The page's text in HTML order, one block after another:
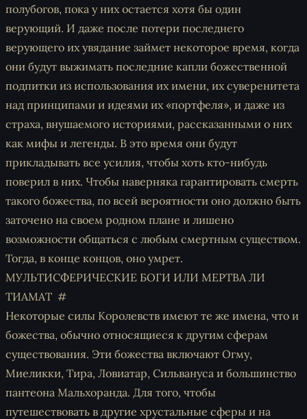
полубогов, пока у них остается хотя бы один
верующий. И даже после потери последнего
верующего их увядание займет некоторое время, когда
они будут выжимать последние капли божественной
подпитки из использования их имени, их суверенитета
над принципами и идеями их «портфеля», и даже из
страха, внушаемого историями, рассказанными о них
как мифы и легенды. В это время они будут
прикладывать все усилия, чтобы хоть кто-нибудь
поверил в них. Чтобы наверняка гарантировать смерть
такого божества, по всей вероятности оно должно быть
заточено на своем родном плане и лишено
возможности общаться с любым смертным существом.
Тогда, в конце концов, оно умрет.
МУЛЬТИСФЕРИЧЕСКИЕ БОГИ ИЛИ МЕРТВА ЛИ
ТИАМАТ
Некоторые силы Королевств имеют те же имена, что и
божества, обычно относящиеся к другим сферам
существования. Эти божества включают Огму,
Миеликки, Тира, Ловиатар, Сильвануса и большинство
пантеона Мальхоранда. Для того, чтобы
путешествовать в другие хрустальные сферы и на